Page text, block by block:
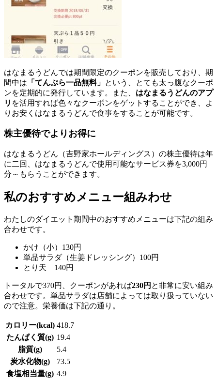
はなまるうどんでは期間限定のクーポンを販売しており、期
間中は 「てんぷら一品無料」 という、とても太っ腹なクーポ
ンを定期的に発行しています。また、 はなまるうどんのアプ
リ を活用すれば色々なクーポンをゲットすることができ、よ
りお安くはなまるうどんで食事をすることが可能です。
株主優待でよりお得に
はなまるうどん（吉野家ホールディングス）の株主優待は年
に二回、はなまるうどんで使用可能なサービス券を3,000円
分～もらうことができます。
私のおすすめメニュー組みわせ
わたしのダイエット期間中のおすすめメニューは下記の組み
合わせです。
かけ（小）130円
単品サラダ（生姜ドレッシング）100円
とり天 140円
トータルで370円、クーポンがあれば230円 と非常に安い組み
合わせです。単品サラダは店舗によっては取り扱っていない
ので注意。栄養価は下記の通り。
カロリー(kcal) 418.7
たんぱく質(g) 19.4
脂質(g)
5.4
炭水化物(g)
73.5
食塩相当量(g) 4.9